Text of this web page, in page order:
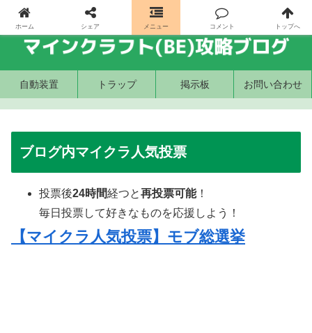
自動装置 トラップ 掲示板 お問い合わせ
ブログ内マイクラ人気投票
投票後24時間経つと再投票可能！
毎日投票して好きなものを応援しよう！
【マイクラ人気投票】モブ総選挙
ホーム シェア メニュー コメント トップへ